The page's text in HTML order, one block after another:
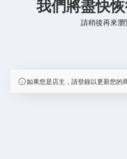
我們將盡快恢
請稍後再來瀏
如果您是店主，請登錄以更新您的商